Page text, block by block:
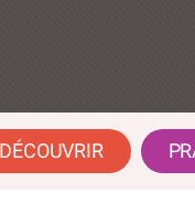
DÉCOUVRIR